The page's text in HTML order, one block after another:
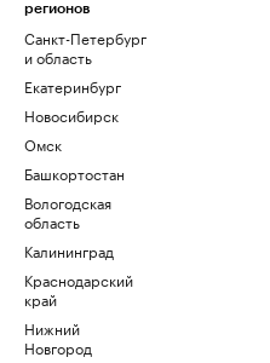
регионов
Санкт-Петербург
и область
Екатеринбург
Новосибирск
Омск
Башкортостан
Вологодская
область
Калининград
Краснодарский
край
Нижний
Новгород